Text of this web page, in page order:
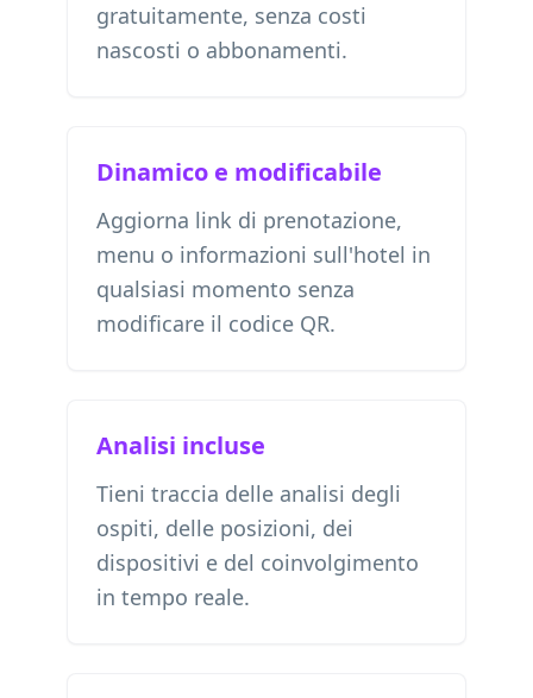
gratuitamente, senza costi
nascosti o abbonamenti.
Dinamico e modificabile
Aggiorna link di prenotazione,
menu o informazioni sull'hotel in
qualsiasi momento senza
modificare il codice QR.
Analisi incluse
Tieni traccia delle analisi degli
ospiti, delle posizioni, dei
dispositivi e del coinvolgimento
in tempo reale.